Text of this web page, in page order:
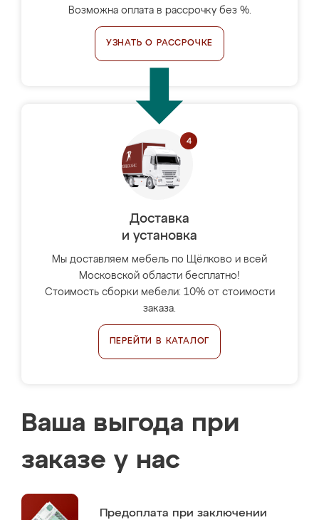
Возможна оплата в рассрочку без %.
УЗНАТЬ О РАССРОЧКЕ
Доставка
и установка
Мы доставляем мебель по Щёлково и всей
Московской области бесплатно!
Стоимость сборки мебели: 10% от стоимости
заказа.
ПЕРЕЙТИ В КАТАЛОГ
Ваша выгода при
заказе у нас
Предоплата при заключении